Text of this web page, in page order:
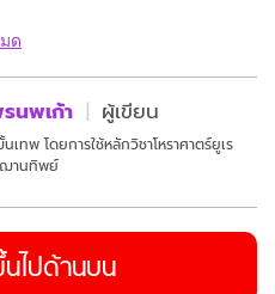
ด
นพเก้า ผู้เขียน
ทพ โดยการใช้หลักวิชาโหราศาตร์ยูเร
ฌานทิพย์
ไปด้านบน